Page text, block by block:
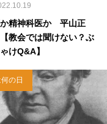
精神科医か 平山正
教会では聞けない？ぶ
けQ&A】
の日